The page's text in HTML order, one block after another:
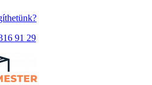
91 29